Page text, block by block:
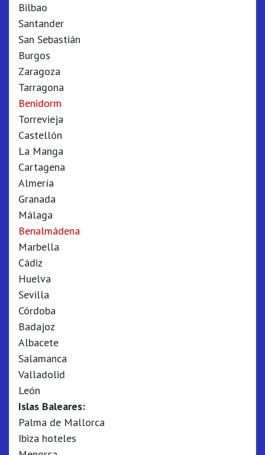
Bilbao
Santander
San Sebastián
Burgos
Zaragoza
Tarragona
Benidorm
Torrevieja
Castellón
La Manga
Cartagena
Almería
Granada
Málaga
Benalmádena
Marbella
Cádiz
Huelva
Sevilla
Córdoba
Badajoz
Albacete
Salamanca
Valladolid
León
Islas Baleares:
Palma de Mallorca
Ibiza hoteles